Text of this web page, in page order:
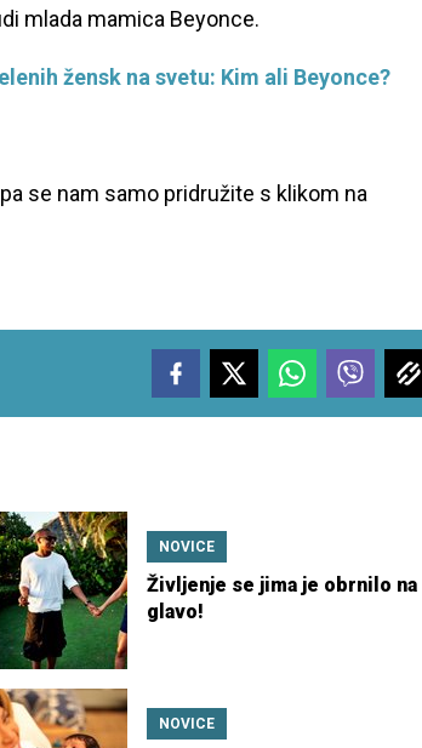
mlada mamica Beyonce.
žensk na svetu: Kim ali Beyonce?
se nam samo pridružite s klikom na
NOVICE
Življenje se jima je obrnilo na
glavo!
NOVICE